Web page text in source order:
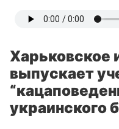
Харьковское
выпускает
украинского